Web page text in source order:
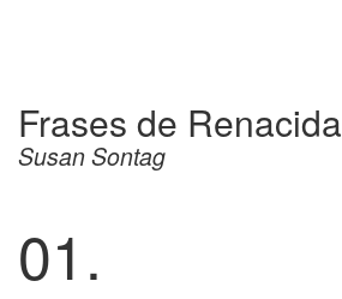
Frases de Renacida
Susan Sontag
01.